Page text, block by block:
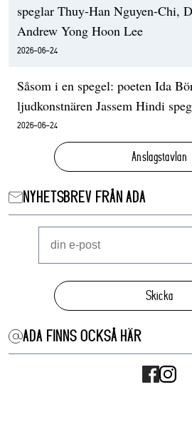
speglar Thuy-Han Nguyen-Chi,
Andrew Yong Hoon Lee
2026-06-24
Såsom i en spegel: poeten Ida
ljudkonstnären Jassem Hindi
2026-06-24
Anslagstavlan
NYHETSBREV FRÅN ADA
Skicka
ADA FINNS OCKSÅ HÄR